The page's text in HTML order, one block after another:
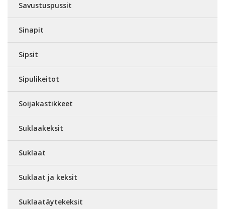
Savustuspussit
Sinapit
Sipsit
Sipulikeitot
Soijakastikkeet
Suklaakeksit
Suklaat
Suklaat ja keksit
Suklaatäytekeksit